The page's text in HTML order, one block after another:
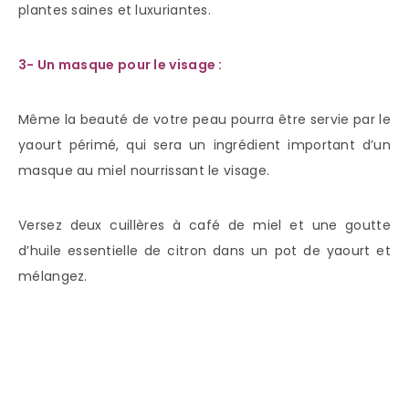
plantes saines et luxuriantes.
3- Un masque pour le visage :
Même la beauté de votre peau pourra être servie par le
yaourt périmé, qui sera un ingrédient important d’un
masque au miel nourrissant le visage.
Versez deux cuillères à café de miel et une goutte
d’huile essentielle de citron dans un pot de yaourt et
mélangez.